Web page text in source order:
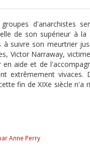
d'anarchistes
de son supérieur à la
suivre son meurtrier
Victor Narraway,
aide et de
extrêmement
fin de XIXe siècle n'a
Anne Perry